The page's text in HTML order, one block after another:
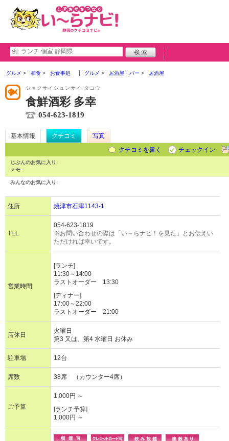
グルメ 和食 お食事処 グルメ 居酒屋・バー 居酒屋
ショクサイシュンサイ タコウ
食鮮酒彩 多幸
054-623-1819
基本情報 クチコミ
写真
クチコミを書く
チェックイン
じぶんのお気に入り:
メモ:
みんなのお気に入り:
住所 焼津市石津1143-1
TEL
054-623-1819
※お問い合わせの際は「い～らナビ！を見た」とお伝えい
ただければ幸いです。
営業時間
[ランチ]
11:30～14:00
ラストオーダー 13:30
[ディナー]
17:00～22:00
ラストオーダー 21:00
店休日
火曜日
第3 又は、第4 水曜日 お休み
駐車場 12台
席数 38席 （カウンター4席）
ご予算
1,000円 ～
[ランチ予算]
1,000円 ～